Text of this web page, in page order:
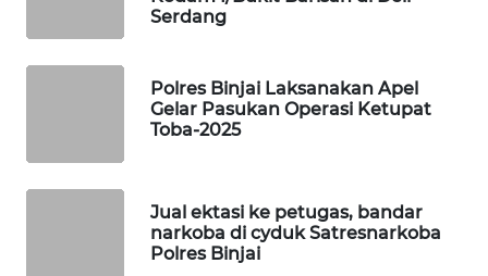
Serdang
Polres Binjai Laksanakan Apel
Gelar Pasukan Operasi Ketupat
Toba-2025
Jual ektasi ke petugas, bandar
narkoba di cyduk Satresnarkoba
Polres Binjai